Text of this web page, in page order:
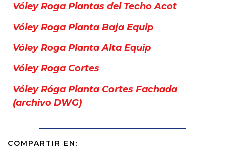
Vóley Roga Plantas del Techo Acot
Vóley Roga Planta Baja Equip
Vóley Roga Planta Alta Equip
Vóley Roga Cortes
Vóley Róga Planta Cortes Fachada
(archivo DWG)
COMPARTIR EN: